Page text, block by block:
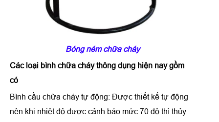
Bóng ném chữa cháy
Các loại bình chữa cháy thông dụng hiện nay gồm
có
Bình cầu chữa cháy tự động: Được thiết kế tự động
nên khi nhiệt độ được cảnh báo mức 70 độ thì thủy